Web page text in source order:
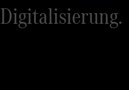
Digitalisierung.